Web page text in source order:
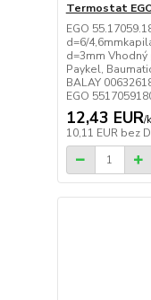
Termostat
EGO
d=6/
d=3mm
Paykel,
BALAY
EGO
12,43 EUR/
10,11 EUR bez